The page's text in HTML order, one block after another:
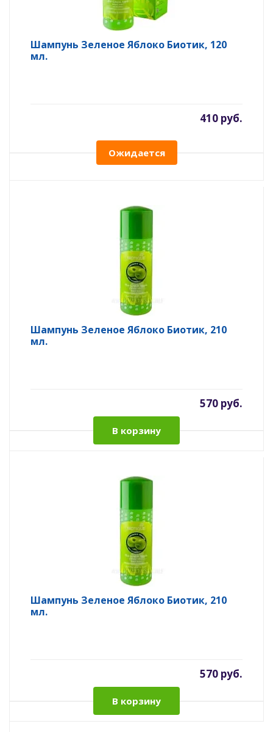
Шампунь Зеленое Яблоко Биотик, 120
мл.
410 руб.
Ожидается
Шампунь Зеленое Яблоко Биотик, 210
мл.
570 руб.
В корзину
Шампунь Зеленое Яблоко Биотик, 210
мл.
570 руб.
В корзину